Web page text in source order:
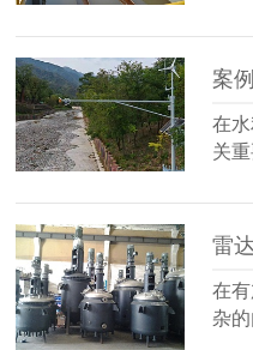
在
关
在
杂